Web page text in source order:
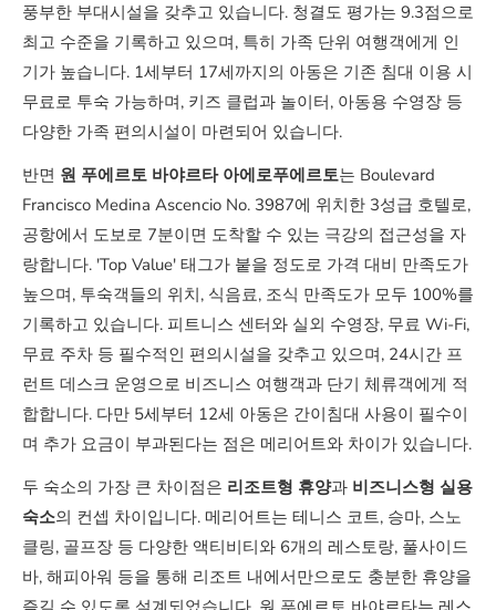
풍부한 부대시설을 갖추고 있습니다. 청결도 평가는 9.3점으로
최고 수준을 기록하고 있으며, 특히 가족 단위 여행객에게 인
기가 높습니다. 1세부터 17세까지의 아동은 기존 침대 이용 시
무료로 투숙 가능하며, 키즈 클럽과 놀이터, 아동용 수영장 등
다양한 가족 편의시설이 마련되어 있습니다.
반면 원 푸에르토 바야르타 아에로푸에르토는 Boulevard
Francisco Medina Ascencio No. 3987에 위치한 3성급 호텔로,
공항에서 도보로 7분이면 도착할 수 있는 극강의 접근성을 자
랑합니다. 'Top Value' 태그가 붙을 정도로 가격 대비 만족도가
높으며, 투숙객들의 위치, 식음료, 조식 만족도가 모두 100%를
기록하고 있습니다. 피트니스 센터와 실외 수영장, 무료 Wi-Fi,
무료 주차 등 필수적인 편의시설을 갖추고 있으며, 24시간 프
런트 데스크 운영으로 비즈니스 여행객과 단기 체류객에게 적
합합니다. 다만 5세부터 12세 아동은 간이침대 사용이 필수이
며 추가 요금이 부과된다는 점은 메리어트와 차이가 있습니다.
두 숙소의 가장 큰 차이점은 리조트형 휴양과 비즈니스형 실용
숙소의 컨셉 차이입니다. 메리어트는 테니스 코트, 승마, 스노
클링, 골프장 등 다양한 액티비티와 6개의 레스토랑, 풀사이드
바, 해피아워 등을 통해 리조트 내에서만으로도 충분한 휴양을